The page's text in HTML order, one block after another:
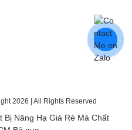
2026 | All Rights Reserved
Bị Nâng Hạ Giá Rẻ Mà Chất